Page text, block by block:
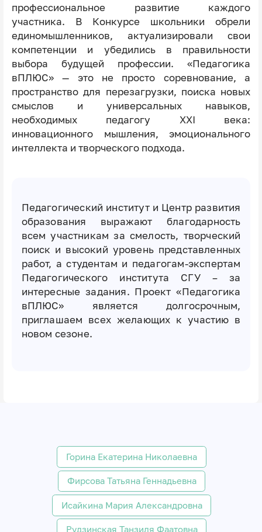
профессиональное развитие каждого
участника. В Конкурсе школьники обрели
единомышленников, актуализировали свои
компетенции и убедились в правильности
выбора будущей профессии. «Педагогика
вПЛЮС» — это не просто соревнование, а
пространство для перезагрузки, поиска новых
смыслов и универсальных навыков,
необходимых педагогу XXI века:
инновационного мышления, эмоционального
интеллекта и творческого подхода.
Педагогический институт и Центр развития
образования выражают благодарность
всем участникам за смелость, творческий
поиск и высокий уровень представленных
работ, а студентам и педагогам-экспертам
Педагогического института СГУ – за
интересные задания. Проект «Педагогика
вПЛЮС» является долгосрочным,
приглашаем всех желающих к участию в
новом сезоне.
Горина Екатерина Николаевна
Фирсова Татьяна Геннадьевна
Исайкина Мария Александровна
Рудзинская Танзиля Фаатовна